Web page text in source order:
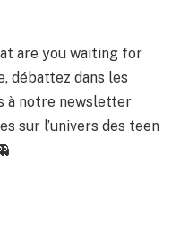
are you waiting for
débattez dans les
à notre newsletter
sur l’univers des teen